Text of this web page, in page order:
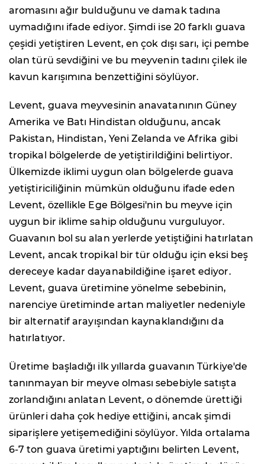
aromasını ağır bulduğunu ve damak tadına
uymadığını ifade ediyor. Şimdi ise 20 farklı guava
çeşidi yetiştiren Levent, en çok dışı sarı, içi pembe
olan türü sevdiğini ve bu meyvenin tadını çilek ile
kavun karışımına benzettiğini söylüyor.
Levent, guava meyvesinin anavatanının Güney
Amerika ve Batı Hindistan olduğunu, ancak
Pakistan, Hindistan, Yeni Zelanda ve Afrika gibi
tropikal bölgelerde de yetiştirildiğini belirtiyor.
Ülkemizde iklimi uygun olan bölgelerde guava
yetiştiriciliğinin mümkün olduğunu ifade eden
Levent, özellikle Ege Bölgesi'nin bu meyve için
uygun bir iklime sahip olduğunu vurguluyor.
Guavanın bol su alan yerlerde yetiştiğini hatırlatan
Levent, ancak tropikal bir tür olduğu için eksi beş
dereceye kadar dayanabildiğine işaret ediyor.
Levent, guava üretimine yönelme sebebinin,
narenciye üretiminde artan maliyetler nedeniyle
bir alternatif arayışından kaynaklandığını da
hatırlatıyor.
Üretime başladığı ilk yıllarda guavanın Türkiye'de
tanınmayan bir meyve olması sebebiyle satışta
zorlandığını anlatan Levent, o dönemde ürettiği
ürünleri daha çok hediye ettiğini, ancak şimdi
siparişlere yetişemediğini söylüyor. Yılda ortalama
6-7 ton guava üretimi yaptığını belirten Levent,